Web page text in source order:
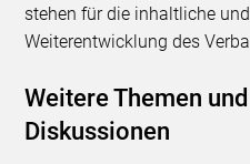
stehen für die inhaltliche
Weiterentwicklung des
Weitere Themen
Diskussionen